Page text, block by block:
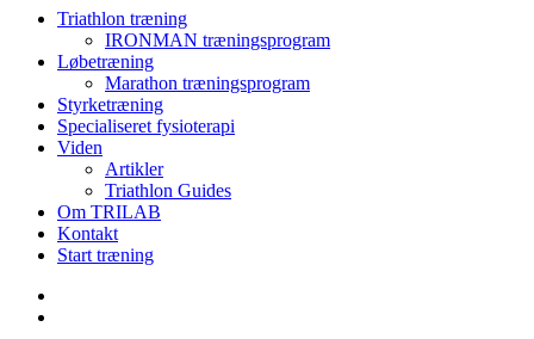
Close
Triathlon træning
IRONMAN træningsprogram
Løbetræning
Marathon træningsprogram
Styrketræning
Specialiseret fysioterapi
Viden
Artikler
Triathlon Guides
Om TRILAB
Kontakt
Start træning